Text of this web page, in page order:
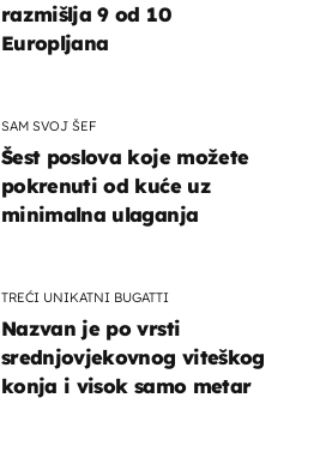
razmišlja 9 od 10
Europljana
SAM SVOJ ŠEF
Šest poslova koje možete
pokrenuti od kuće uz
minimalna ulaganja
TREĆI UNIKATNI BUGATTI
Nazvan je po vrsti
srednjovjekovnog viteškog
konja i visok samo metar